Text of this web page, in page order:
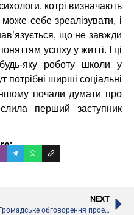
котрі визначають
себе зреалізувати, і
що не завжди
успіху у житті. І ці
яку роботу школи у
потрібні ширші соціальні
почали думати про
перший заступник
NEXT
Громадське обговорення проекту закону «Про освіту»